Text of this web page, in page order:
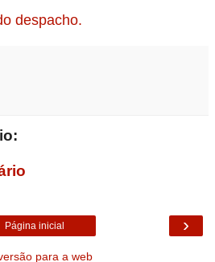
despacho.
›
Página inicial
para a web